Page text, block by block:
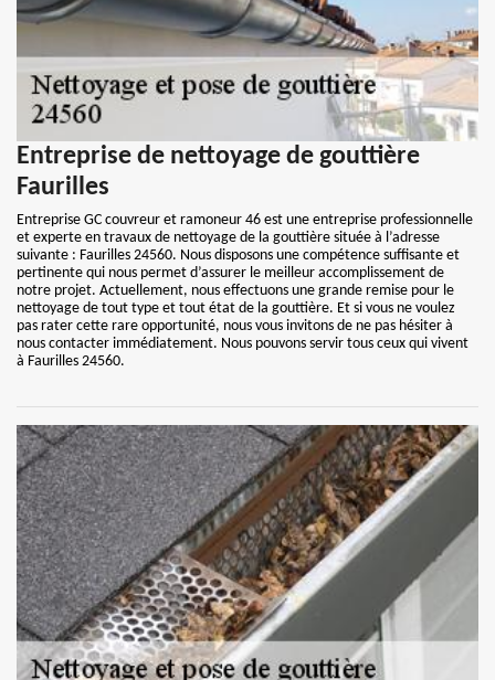
Entreprise de nettoyage de gouttière
Faurilles
Entreprise GC couvreur et ramoneur 46 est une entreprise professionnelle
et experte en travaux de nettoyage de la gouttière située à l’adresse
suivante : Faurilles 24560. Nous disposons une compétence suffisante et
pertinente qui nous permet d’assurer le meilleur accomplissement de
notre projet. Actuellement, nous effectuons une grande remise pour le
nettoyage de tout type et tout état de la gouttière. Et si vous ne voulez
pas rater cette rare opportunité, nous vous invitons de ne pas hésiter à
nous contacter immédiatement. Nous pouvons servir tous ceux qui vivent
à Faurilles 24560.